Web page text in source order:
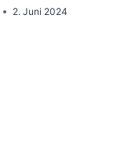
2. Juni 2024